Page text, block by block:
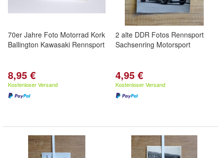
70er Jahre Foto Motorrad Kork
Ballington Kawasaki Rennsport
8,95 €
Kostenloser Versand
2 alte DDR Fotos Rennsport
Sachsenring Motorsport
4,95 €
Kostenloser Versand